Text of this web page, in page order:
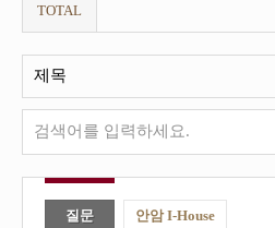
TOTAL
질문 안암 I-House